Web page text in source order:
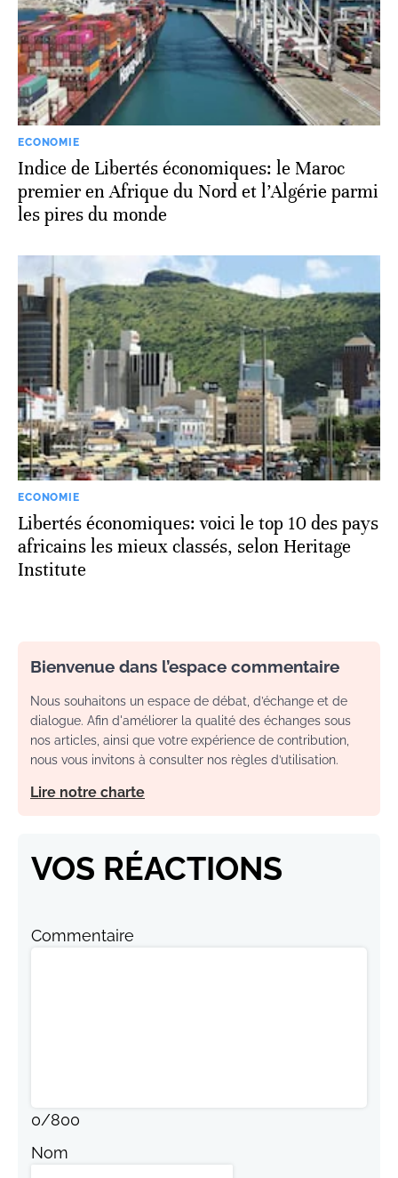
ECONOMIE
Indice de Libertés économiques: le Maroc
premier en Afrique du Nord et l’Algérie parmi
les pires du monde
ECONOMIE
Libertés économiques: voici le top 10 des pays
africains les mieux classés, selon Heritage
Institute
Bienvenue dans l’espace commentaire
Nous souhaitons un espace de débat, d’échange et de
dialogue. Afin d'améliorer la qualité des échanges sous
nos articles, ainsi que votre expérience de contribution,
nous vous invitons à consulter nos règles d’utilisation.
Lire notre charte
VOS RÉACTIONS
Commentaire
0/800
Nom